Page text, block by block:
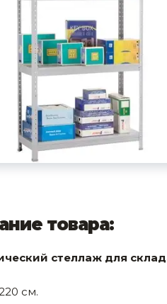
оборудование
оснастка и принадлежности
оборудование и материалы
индивидуальной защиты и спецодежда
(ящики, сумки, пояса, тележки)
товара:
стеллаж для
см.